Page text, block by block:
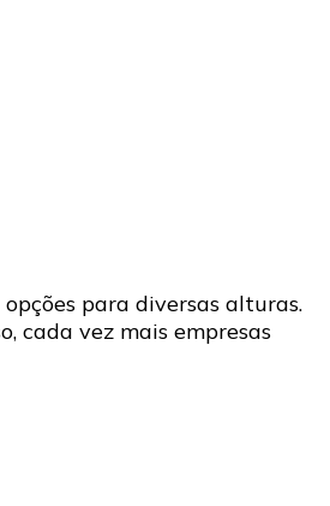
para diversas alturas.
cada vez mais empresas